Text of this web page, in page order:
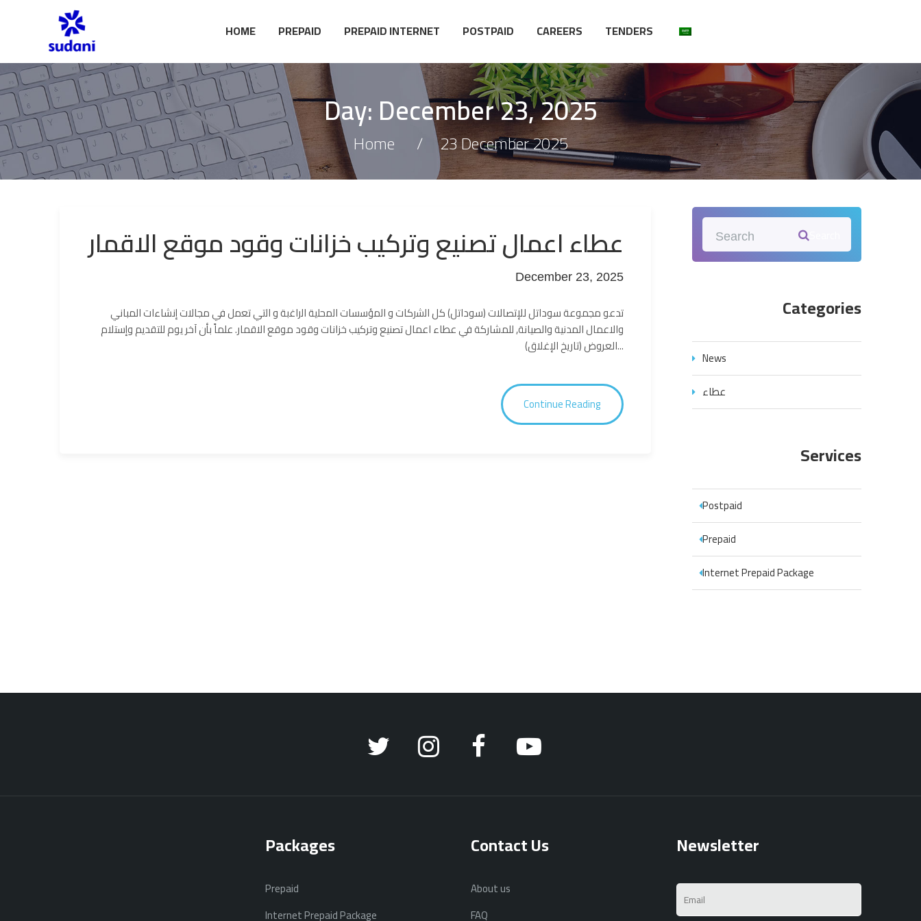
HOME PREPAID PREPAID INTERNET POSTPAID CAREERS TENDERS
Day:December 23, 2025
Home 23 December 2025
عطاء اعمال تصنيع وتركيب خزانات وقود موقع الاقمار
December 23, 2025
تدعو مجموعة سوداتل للإتصالات (سوداتل) كل اﻟﺷرﻛﺎت و اﻟﻣؤﺳﺳﺎت اﻟﻣﺣﻠﯾﺔ اﻟراﻏﺑﺔ و اﻟﺗﻲ ﺗﻌﻣل ﻓﻲ مجالات إنشاءات المباني
والاعمال المدنية والصيانة, للمشاركة في عطاء اعمال تصنيع وتركيب خزانات وقود موقع الاقمار. علماً بأن آخر يوم للتقديم وإستلام
العروض (تاريخ الإغلاق)...
Continue Reading
Categories
News
عطاء
Services
Postpaid
Prepaid
Internet Prepaid Package
Packages
Prepaid
Internet Prepaid Package
Contact Us
About us
FAQ
Newsletter